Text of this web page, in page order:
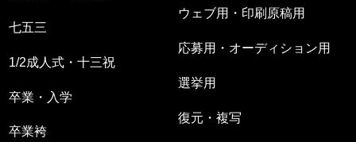
七五三
1/2成人式・十三祝
卒業・入学
卒業袴
ウェブ用・印刷原稿用
応募用・オーディション用
選挙用
復元・複写